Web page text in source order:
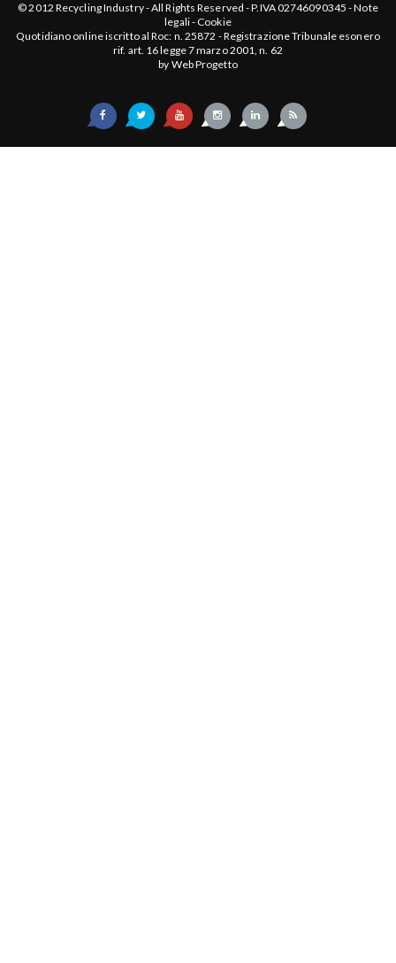
© 2012 Recycling Industry-All Rights Reserved - P.IVA 02746090345 -Note
legali- Cookie
Quotidiano online iscritto al Roc: n. 25872 - Registrazione Tribunale esonero
rif. art. 16 legge 7 marzo 2001, n. 62
by Web Progetto